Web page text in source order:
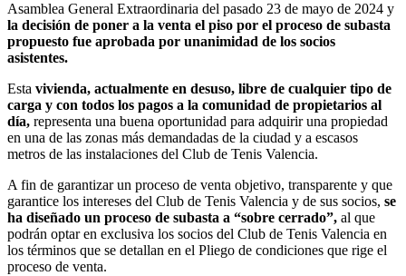
Asamblea General Extraordinaria del pasado 23 de mayo de 2024 y
la decisión de poner a la venta el piso por el proceso de subasta
propuesto fue aprobada por unanimidad de los socios
asistentes.
Esta vivienda, actualmente en desuso, libre de cualquier tipo de
carga y con todos los pagos a la comunidad de propietarios al
día, representa una buena oportunidad para adquirir una propiedad
en una de las zonas más demandadas de la ciudad y a escasos
metros de las instalaciones del Club de Tenis Valencia.
A fin de garantizar un proceso de venta objetivo, transparente y que
garantice los intereses del Club de Tenis Valencia y de sus socios, se
ha diseñado un proceso de subasta a “sobre cerrado”, al que
podrán optar en exclusiva los socios del Club de Tenis Valencia en
los términos que se detallan en el Pliego de condiciones que rige el
proceso de venta.